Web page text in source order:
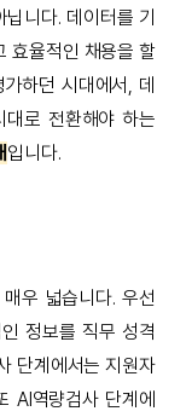
니다. 데이터를 기
효율적인 채용을 할
하던 시대에서, 데
로 전환해야 하는
입니다.
우 넓습니다. 우선
정보를 직무 성격
단계에서는 지원자
AI역량검사 단계에